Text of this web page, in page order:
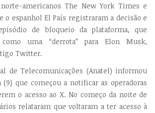
americanos The New York Times e
o espanhol El País registraram a decisão e
de bloqueio da plataforma, que
uma “derrota” para Elon Musk,
Twitter.
de Telecomunicações (Anatel) informou
que começou a notificar as operadoras
o acesso ao X. No começo da noite de
relataram que voltaram a ter acesso à